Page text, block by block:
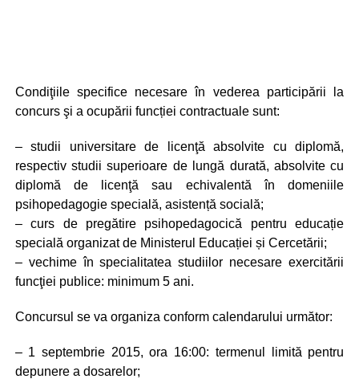
Condiţiile specifice necesare în vederea participării la
concurs şi a ocupării funcției contractuale sunt:
– studii universitare de licenţă absolvite cu diplomă,
respectiv studii superioare de lungă durată, absolvite cu
diplomă de licenţă sau echivalentă în domeniile
psihopedagogie specială, asistență socială;
– curs de pregătire psihopedagocică pentru educație
specială organizat de Ministerul Educației și Cercetării;
– vechime în specialitatea studiilor necesare exercitării
funcţiei publice: minimum 5 ani.
Concursul se va organiza conform calendarului următor:
– 1 septembrie 2015, ora 16:00: termenul limită pentru
depunere a dosarelor;